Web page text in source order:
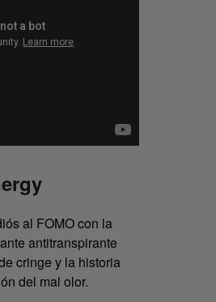
al FOMO con la
antitranspirante
cringe y la historia
del mal olor.